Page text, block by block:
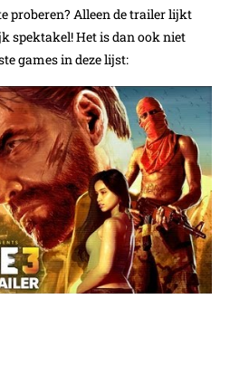
proberen? Alleen de trailer lijkt
spektakel! Het is dan ook niet
games in deze lijst: